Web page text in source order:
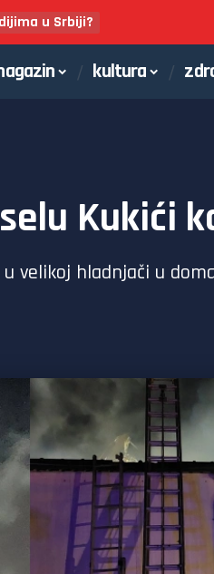
u Srbiji?
kultura
Kukići
velikoj hladnjači u